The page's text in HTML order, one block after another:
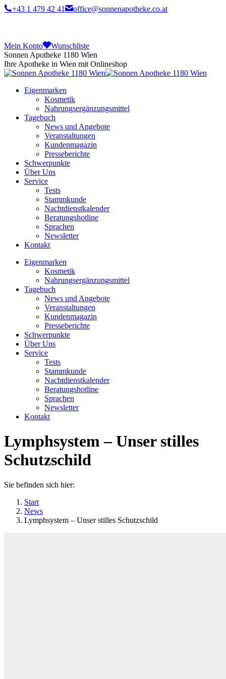
+43 1 479 42 41 office@sonnenapotheke.co.at
Mein Konto
Wunschliste
Sonnen Apotheke 1180 Wien
Ihre Apotheke in Wien mit Onlineshop
Eigenmarken
Kosmetik
Nahrungsergänzungsmittel
Tagebuch
News und Angebote
Veranstaltungen
Kundenmagazin
Presseberichte
Schwerpunkte
Über Uns
Service
Tests
Stammkunde
Nachtdienstkalender
Beratungshotline
Sprachen
Newsletter
Kontakt
Eigenmarken
Kosmetik
Nahrungsergänzungsmittel
Tagebuch
News und Angebote
Veranstaltungen
Kundenmagazin
Presseberichte
Schwerpunkte
Über Uns
Service
Tests
Stammkunde
Nachtdienstkalender
Beratungshotline
Sprachen
Newsletter
Kontakt
Lymphsystem – Unser stilles
Schutzschild
Sie befinden sich hier:
Start
News
Lymphsystem – Unser stilles Schutzschild